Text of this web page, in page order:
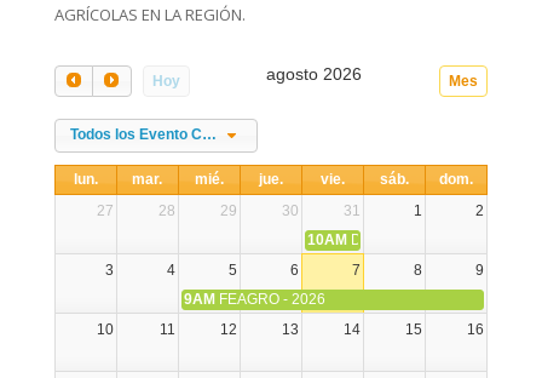
AGRÍCOLAS EN LA REGIÓN.
Hoy Mes
agosto 2026
Todos los Evento Categories
lun. mar. mié. jue. vie. sáb.
dom.
27
28 29 30 31 1
2
10AM DIA NACIONAL DE LA
3
4 5 6 7 8
9
9AM FEAGRO - 2026
10
11 12 13 14 15 16